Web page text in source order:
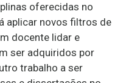
oferecidas no
aplicar novos filtros de
docente lidar e
ser adquiridos por
trabalho a ser